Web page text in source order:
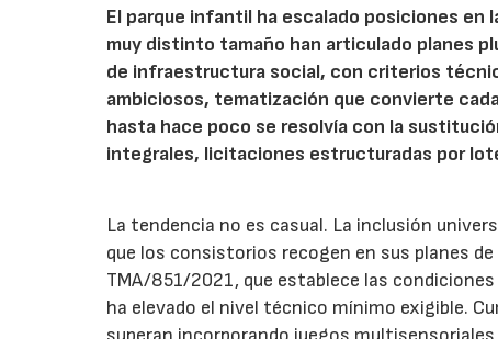
El parque infantil ha escalado posiciones en
muy distinto tamaño han articulado planes
de infraestructura social, con criterios
ambiciosos, tematización que convierte
hasta hace poco se resolvía con la
integrales, licitaciones estructuradas por
La tendencia no es casual. La inclusión
que los consistorios recogen en sus planes
TMA/851/2021, que establece las
ha elevado el nivel técnico mínimo exigible.